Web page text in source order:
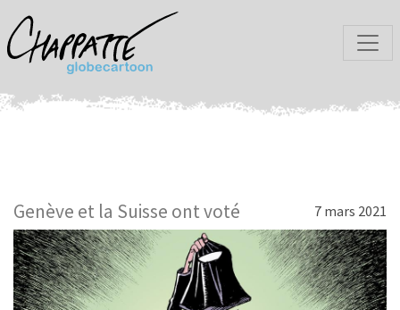
Genève et la Suisse ont voté 7 mars 2021